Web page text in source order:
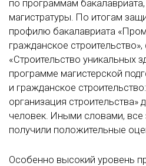
по программам бакалавриата,
магистратуры. По итогам
профилю бакалавриата
гражданское
«Строительство уникальных
программе магистерской
и гражданское
организация строительства»
человек. Иными словами,
получили положительные
Особенно высокий уровень